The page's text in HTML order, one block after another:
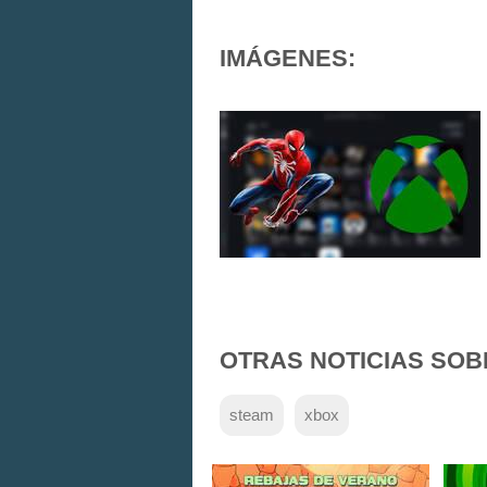
IMÁGENES:
OTRAS NOTICIAS
steam xbox